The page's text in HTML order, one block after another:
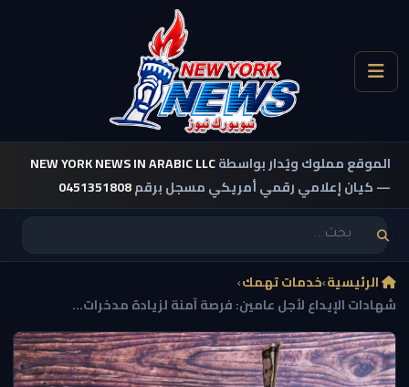
الموقع مملوك ويُدار بواسطةNEW YORK NEWS IN ARABIC LLC
— كيان إعلامي رقمي أمريكي مسجل برقم0451351808
الرئيسية›خدمات تهمك›
شهادات الإيداع لأجل عامين: فرصة آمنة لزيادة مدخرات...